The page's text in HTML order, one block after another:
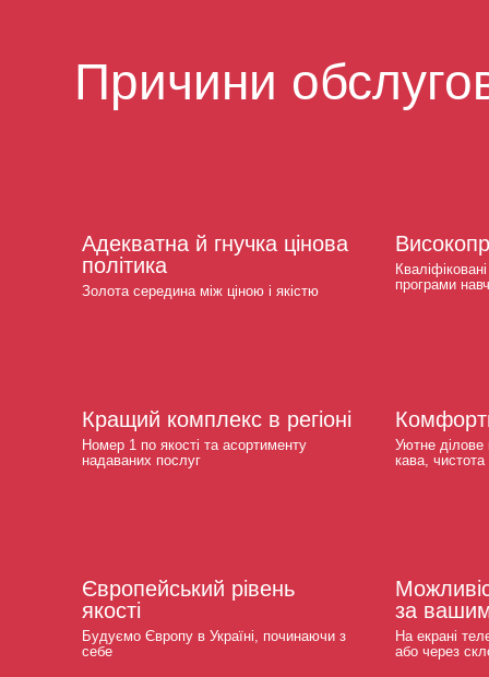
Причини
Адекватна й гнучка цінова
політика
Золота середина між ціною і якістю
програми
Кращий комплекс в регіоні
Номер 1 по якості та асортименту
надаваних послуг
Уютне ділове
кава,
Європейський рівень
якості
Будуємо Європу в Україні, починаючи з
себе
за
На екрані
або через